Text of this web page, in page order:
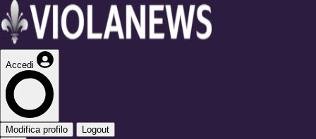
Accedi
Modifica profilo Logout